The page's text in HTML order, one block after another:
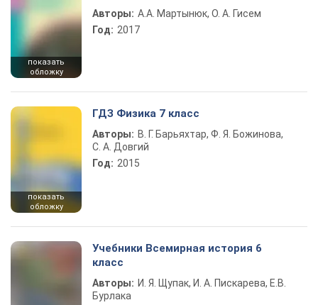
показать
обложку
Авторы: А.А. Мартынюк, О. А. Гисем
Год: 2017
показать
обложку
ГДЗ Физика 7 класс
Авторы: В. Г. Барьяхтар, Ф. Я. Божинова,
С. А. Довгий
Год: 2015
Учебники Всемирная история 6
класс
Авторы: И. Я. Щупак, И. А. Пискарева, Е.В.
Бурлака